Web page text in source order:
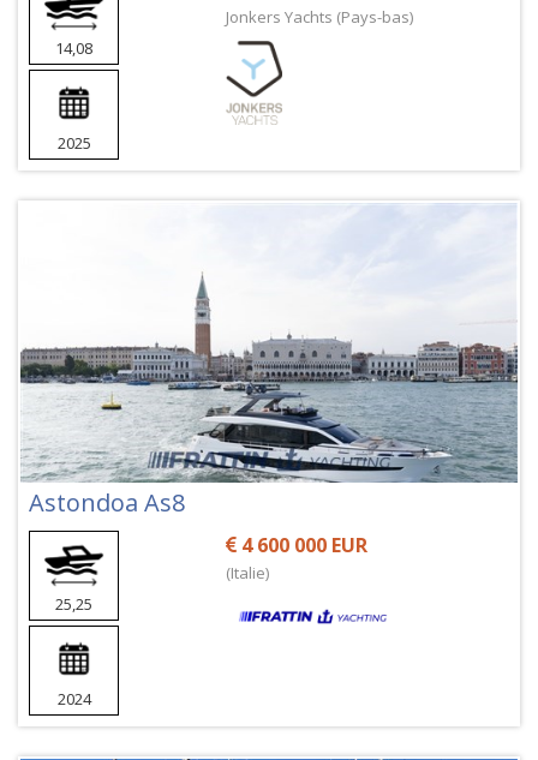
14,08
2025
Jonkers Yachts (Pays-bas)
Astondoa As8
25,25
2024
4 600 000 EUR
(Italie)